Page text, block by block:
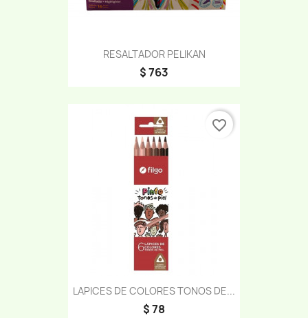
RESALTADOR PELIKAN
$ 763
LAPICES DE COLORES TONOS DE...
$ 78
favorite_border